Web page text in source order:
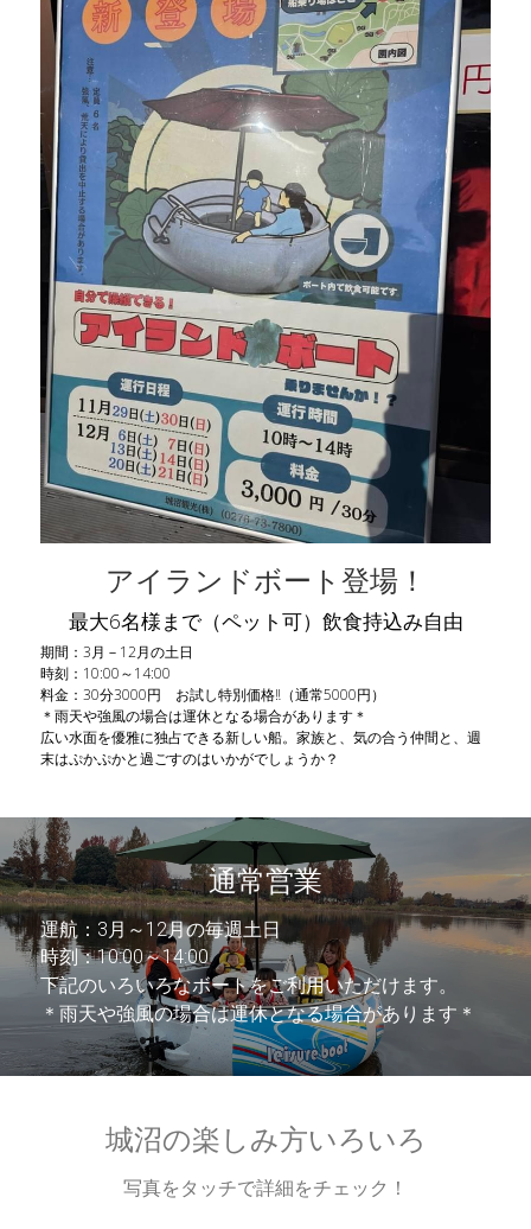
アイランドボート登場！
最大6名様まで（ペット可）飲食持込み自由
期間：3月－12月の土日
時刻：10:00～14:00
料金：30分3000円　お試し特別価格‼（通常5000円）
＊雨天や強風の場合は運休となる場合があります＊
広い水面を優雅に独占できる新しい船。家族と、気の合う仲間と、週
末はぷかぷかと過ごすのはいかがでしょうか？
通常営業
運航：3月～12月の毎週土日
時刻：10:00～14:00
下記のいろいろなボートをご利用いただけます。
＊雨天や強風の場合は運休となる場合があります＊
城沼の楽しみ方いろいろ
写真をタッチで詳細をチェック！